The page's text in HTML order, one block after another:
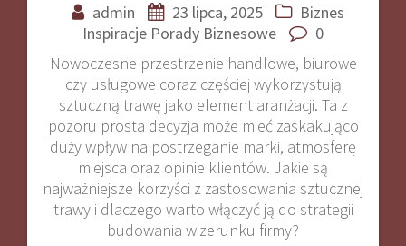
admin 23 lipca, 2025
Biznes
Inspiracje Porady Biznesowe
0
Nowoczesne przestrzenie handlowe, biurowe
czy usługowe coraz częściej wykorzystują
sztuczną trawę jako element aranżacji. Ta z
pozoru prosta decyzja może mieć zaskakująco
duży wpływ na postrzeganie marki, atmosferę
miejsca oraz opinie klientów. Jakie są
najważniejsze korzyści z zastosowania sztucznej
trawy i dlaczego warto włączyć ją do strategii
budowania wizerunku firmy?